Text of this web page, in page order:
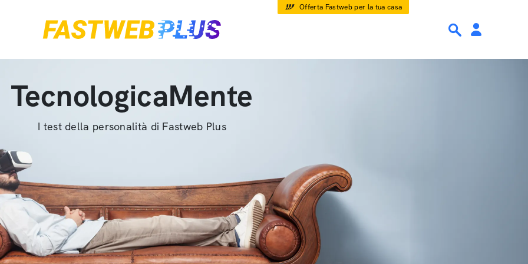
Offerta Fastweb per la tua casa
TecnologicaMente
I test della personalità di Fastweb Plus